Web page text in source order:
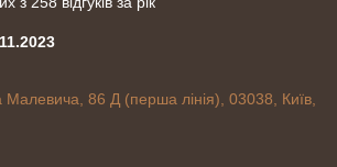
Малевича, 86 Д (перша лінія), 03038, Київ,